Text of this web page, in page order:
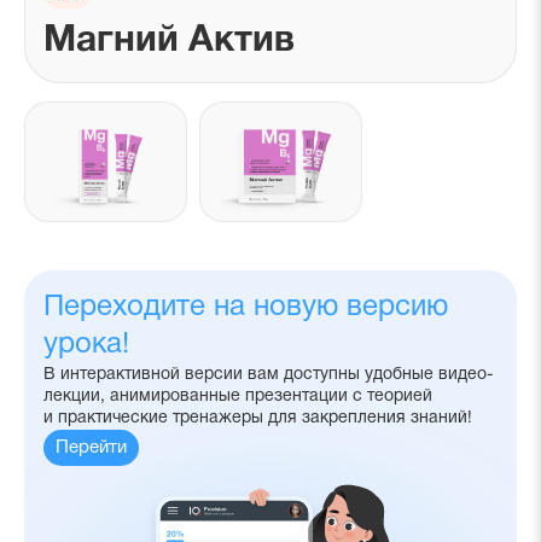
Магний Актив
фотографий
препарата
Переходите на новую версию
урока!
В интерактивной версии вам доступны удобные видео-
лекции, анимированные презентации с теорией
и практические тренажеры для закрепления знаний!
Перейти